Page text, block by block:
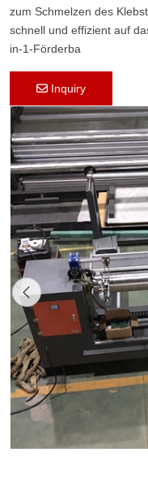
zum Schmelzen des
schnell und effizient auf
in-1-Förderba
Inquiry